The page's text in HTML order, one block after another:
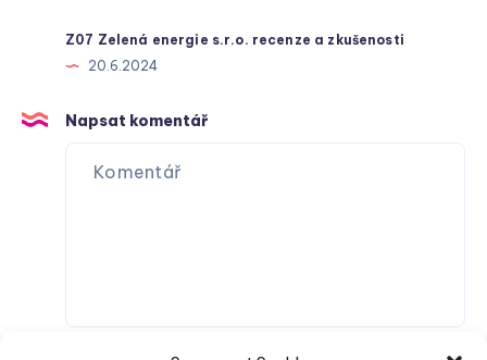
Z07 Zelená energie s.r.o. recenze a zkušenosti
20.6.2024
Napsat komentář